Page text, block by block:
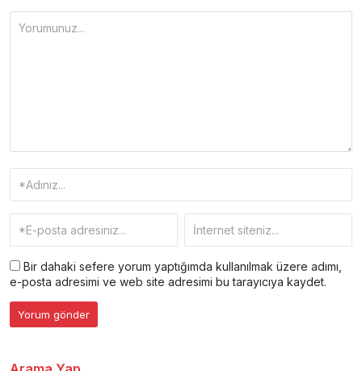
Bir dahaki sefere yorum yaptığımda kullanılmak üzere adımı,
e-posta adresimi ve web site adresimi bu tarayıcıya kaydet.